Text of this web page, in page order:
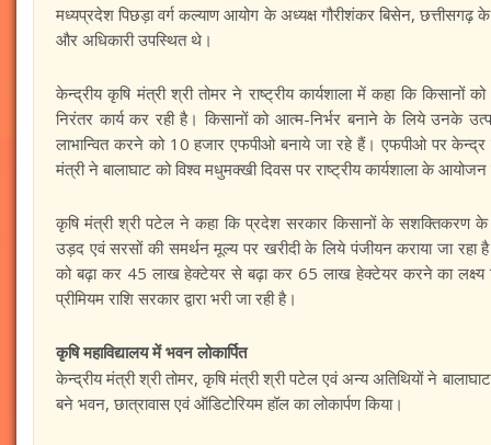
मध्यप्रदेश पिछड़ा वर्ग कल्याण आयोग के अध्यक्ष गौरीशंकर बिसेन, छत्तीसगढ़
और अधिकारी उपस्थित थे।
केन्द्रीय कृषि मंत्री श्री तोमर ने राष्ट्रीय कार्यशाला में कहा कि
निरंतर कार्य कर रही है। किसानों को आत्म-निर्भर बनाने के लिये उनके
लाभान्वित करने को 10 हजार एफपीओ बनाये जा रहे हैं। एफपीओ पर
मंत्री ने बालाघाट को विश्व मधुमक्खी दिवस पर राष्ट्रीय कार्यशाला के
कृषि मंत्री श्री पटेल ने कहा कि प्रदेश सरकार किसानों के सशक्तिकरण के
उड़द एवं सरसों की समर्थन मूल्य पर खरीदी के लिये पंजीयन कराया जा रहा
को बढ़ा कर 45 लाख हेक्टेयर से बढ़ा कर 65 लाख हेक्टेयर करने का लक्ष्य
प्रीमियम राशि सरकार द्वारा भरी जा रही है।
कृषि महाविद्यालय में भवन लोकार्पित
केन्द्रीय मंत्री श्री तोमर, कृषि मंत्री श्री पटेल एवं अन्य अतिथियों ने
बने भवन, छात्रावास एवं ऑडिटोरियम हॉल का लोकार्पण किया।